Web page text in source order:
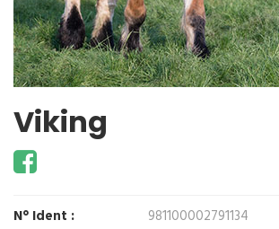
Viking
N° Ident :
981100002791134